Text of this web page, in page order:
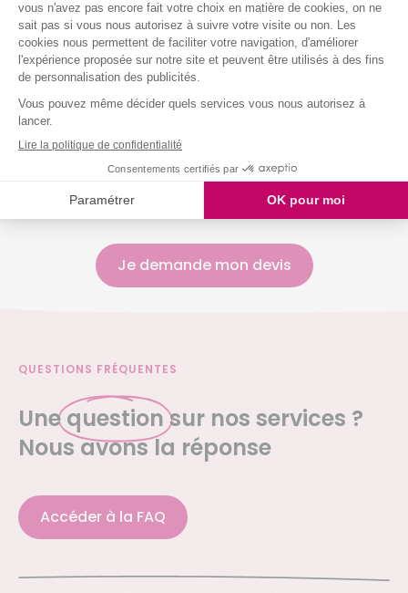
Entretenir vos sanitaires
Nettoyer vos vitres
Laver votre vaisselle
Et même arroser vos plantes !
Nous intervenons chez vous à partir de 2h
Je demande mon devis
QUESTIONS FRÉQUENTES
Une question sur nos services ?
Nous avons la réponse
Accéder à la FAQ